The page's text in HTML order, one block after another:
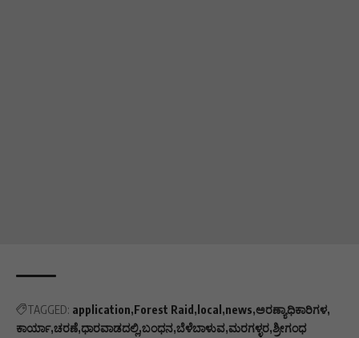
TAGGED: application Forest Raid local news ಅರಣ್ಯಾಧಿಕಾರಿಗಳ
ಕಾರ್ಯಾ ಚರಣೆ ಧಾರವಾಡದಲ್ಲಿ ಬಂಧನ ಬೆಳೆಬಾಳುವ ಮರಗಳ್ಳರ ಶ್ರೀಗಂಧ